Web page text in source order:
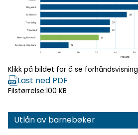
Klikk for
forhåndsvisning
Klikk på bildet for å se forhåndsvisning
Last ned PDF
Filstørrelse:100 KB
Utlån av barnebøker